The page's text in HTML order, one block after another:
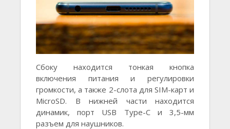
Сбоку находится тонкая кнопка
включения питания и регулировки
громкости, а также 2-слота для SIM-карт и
MicroSD. В нижней части находится
динамик, порт USB Type-C и 3,5-мм
разъем для наушников.